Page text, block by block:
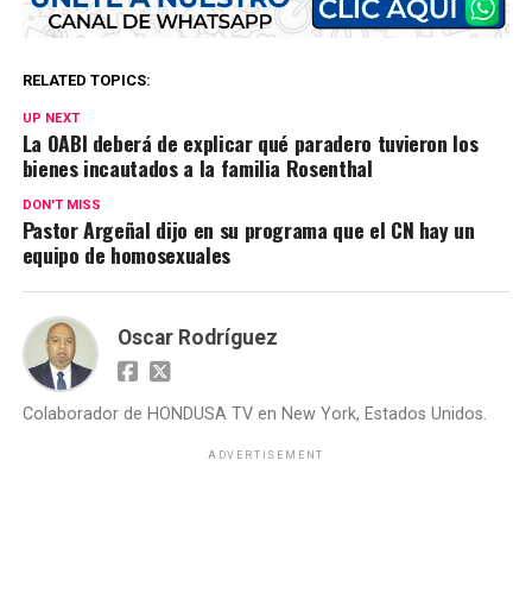
RELATED TOPICS:
UP NEXT
La OABI deberá de explicar qué paradero tuvieron los
bienes incautados a la familia Rosenthal
DON'T MISS
Pastor Argeñal dijo en su programa que el CN hay un
equipo de homosexuales
Oscar Rodríguez
Colaborador de HONDUSA TV en New York, Estados Unidos.
ADVERTISEMENT